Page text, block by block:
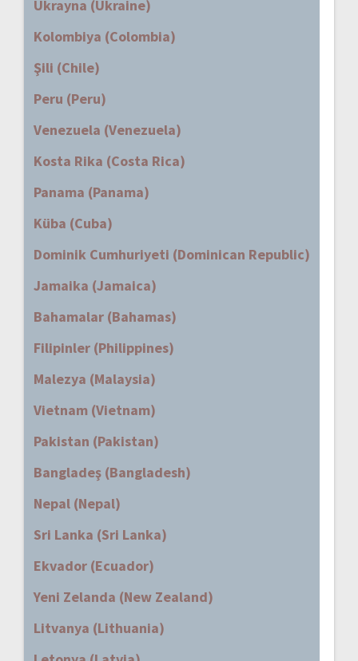
Ukrayna (Ukraine)
Kolombiya (Colombia)
Şili (Chile)
Peru (Peru)
Venezuela (Venezuela)
Kosta Rika (Costa Rica)
Panama (Panama)
Küba (Cuba)
Dominik Cumhuriyeti (Dominican Republic)
Jamaika (Jamaica)
Bahamalar (Bahamas)
Filipinler (Philippines)
Malezya (Malaysia)
Vietnam (Vietnam)
Pakistan (Pakistan)
Bangladeş (Bangladesh)
Nepal (Nepal)
Sri Lanka (Sri Lanka)
Ekvador (Ecuador)
Yeni Zelanda (New Zealand)
Litvanya (Lithuania)